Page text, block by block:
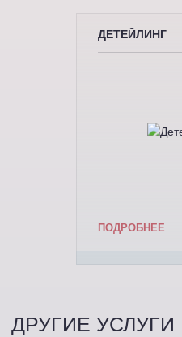
ДЕТЕЙЛИНГ
ПОДРОБНЕЕ
ДРУГИЕ УСЛУГИ